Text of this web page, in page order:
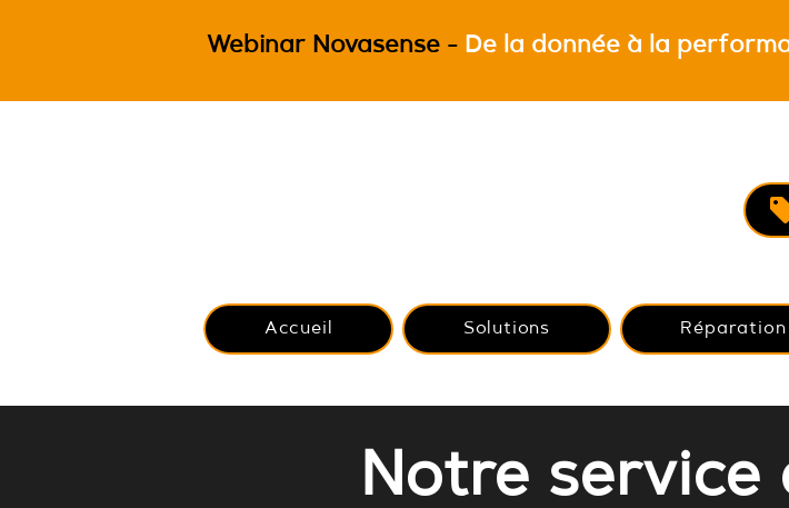
Webinar Novasense - De la donnée à la
Accueil Solutions
Notre service